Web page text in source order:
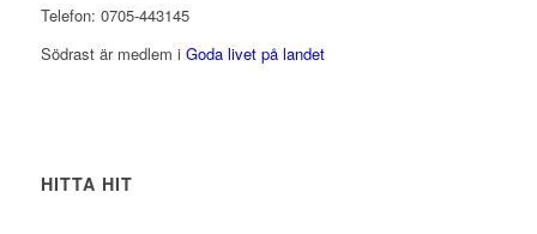
Telefon: 0705-443145
Södrast är medlem i Goda livet på landet
HITTA HIT